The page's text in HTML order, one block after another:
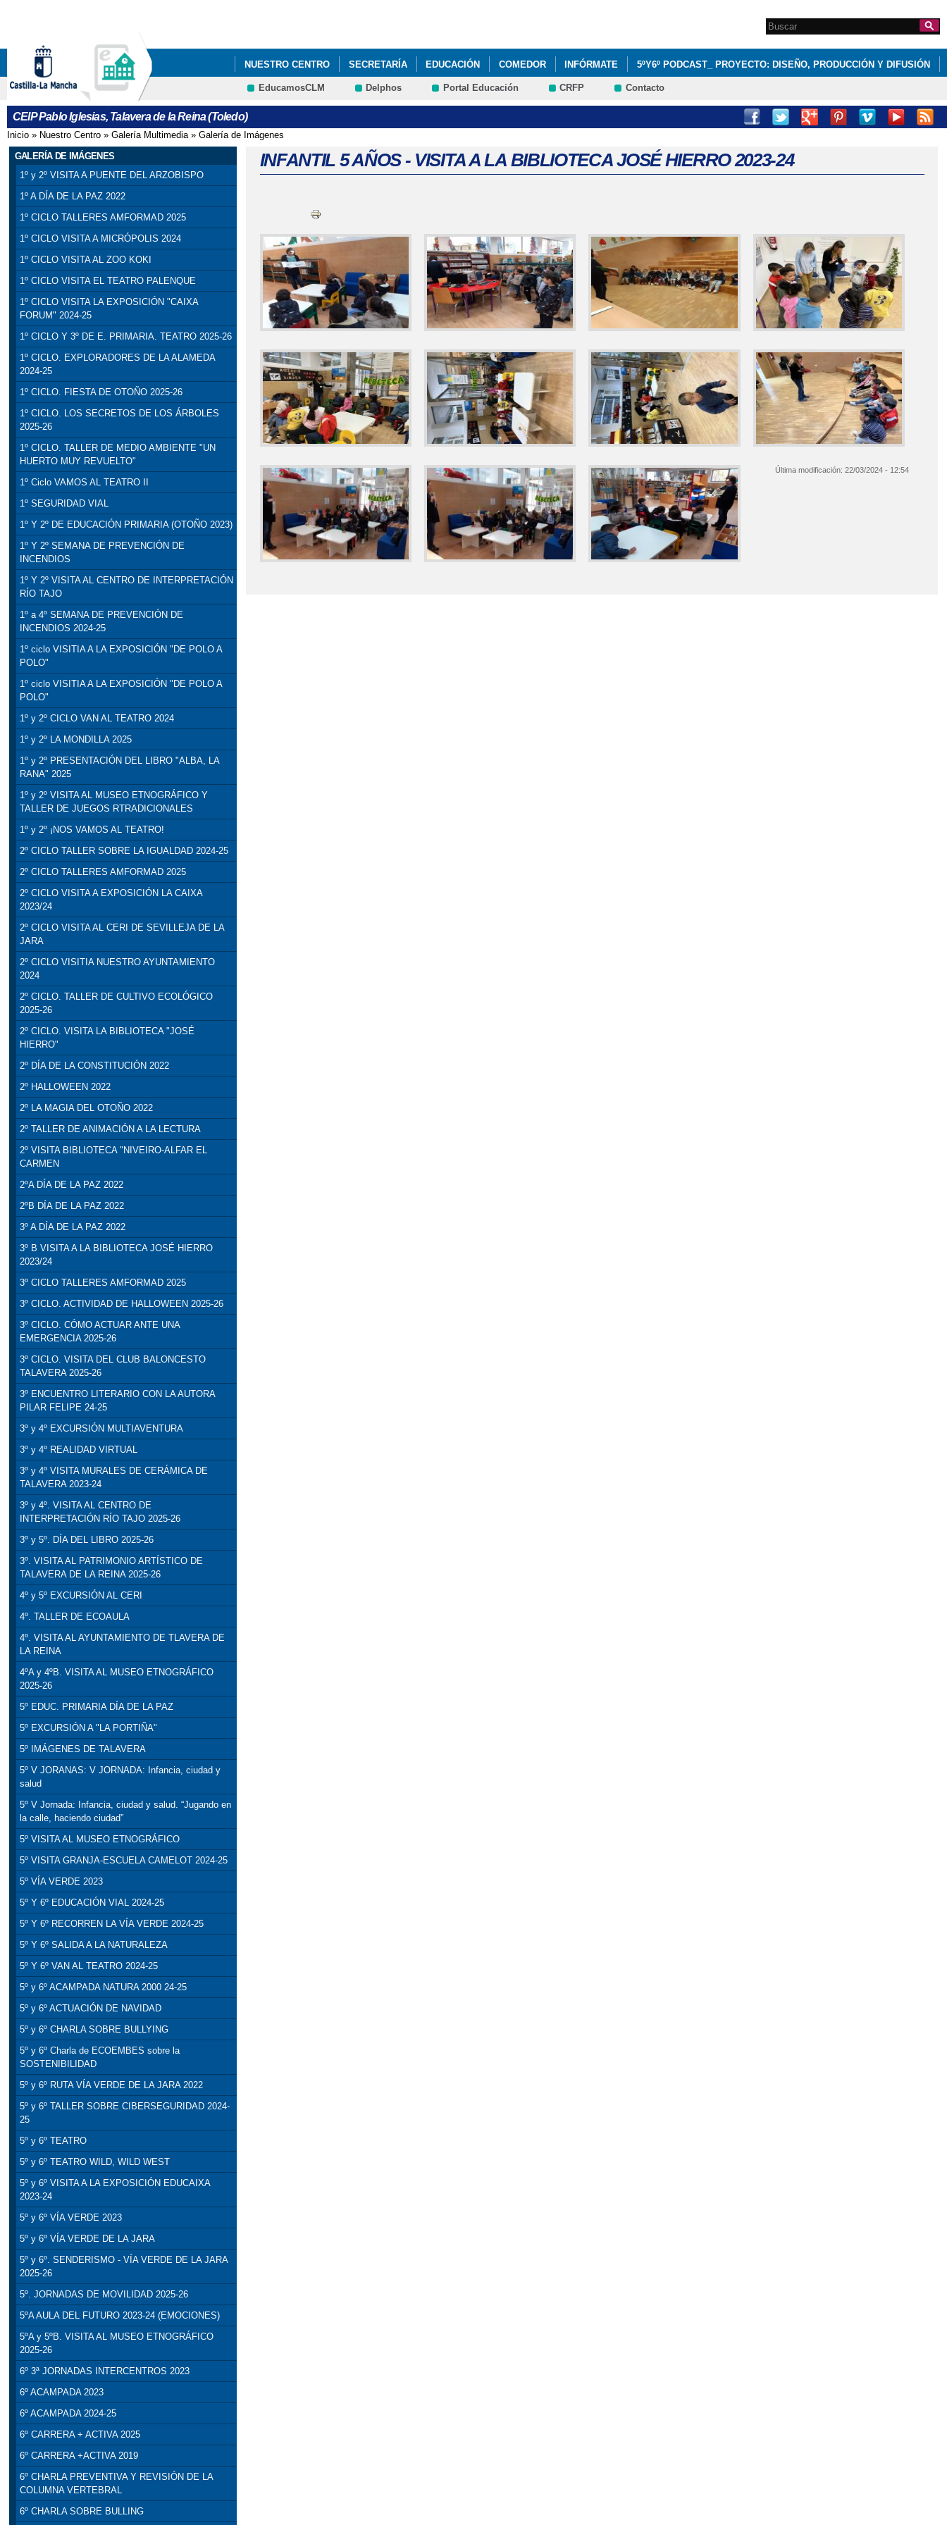
Formulario de
búsqueda
Search this site
NUESTRO CENTRO SECRETARÍA EDUCACIÓN COMEDOR INFÓRMATE 5ºY6º PODCAST_ PROYECTO: DISEÑO, PRODUCCIÓN Y DIFUSIÓN
EducamosCLM Delphos Portal Educación CRFP Contacto
CEIP Pablo Iglesias, Talavera de la Reina (Toledo)
Se encuentra usted aquí
Inicio » Nuestro Centro » Galería Multimedia» Galería de Imágenes
GALERÍA DE IMÁGENES
1º y 2º VISITA A PUENTE DEL ARZOBISPO
1º A DÍA DE LA PAZ 2022
1º CICLO TALLERES AMFORMAD 2025
1º CICLO VISITA A MICRÓPOLIS 2024
1º CICLO VISITA AL ZOO KOKI
1º CICLO VISITA EL TEATRO PALENQUE
1º CICLO VISITA LA EXPOSICIÓN "CAIXA
FORUM" 2024-25
1º CICLO Y 3º DE E. PRIMARIA. TEATRO 2025-26
1º CICLO. EXPLORADORES DE LA ALAMEDA
2024-25
1º CICLO. FIESTA DE OTOÑO 2025-26
1º CICLO. LOS SECRETOS DE LOS ÁRBOLES
2025-26
1º CICLO. TALLER DE MEDIO AMBIENTE "UN
HUERTO MUY REVUELTO"
1º Ciclo VAMOS AL TEATRO II
1º SEGURIDAD VIAL
1º Y 2º DE EDUCACIÓN PRIMARIA (OTOÑO 2023)
1º Y 2º SEMANA DE PREVENCIÓN DE
INCENDIOS
1º Y 2º VISITA AL CENTRO DE INTERPRETACIÓN
RÍO TAJO
1º a 4º SEMANA DE PREVENCIÓN DE
INCENDIOS 2024-25
1º ciclo VISITIA A LA EXPOSICIÓN "DE POLO A
POLO"
1º ciclo VISITIA A LA EXPOSICIÓN "DE POLO A
POLO"
1º y 2º CICLO VAN AL TEATRO 2024
1º y 2º LA MONDILLA 2025
1º y 2º PRESENTACIÓN DEL LIBRO "ALBA, LA
RANA" 2025
1º y 2º VISITA AL MUSEO ETNOGRÁFICO Y
TALLER DE JUEGOS RTRADICIONALES
1º y 2º ¡NOS VAMOS AL TEATRO!
2º CICLO TALLER SOBRE LA IGUALDAD 2024-25
2º CICLO TALLERES AMFORMAD 2025
2º CICLO VISITA A EXPOSICIÓN LA CAIXA
2023/24
2º CICLO VISITA AL CERI DE SEVILLEJA DE LA
JARA
2º CICLO VISITIA NUESTRO AYUNTAMIENTO
2024
2º CICLO. TALLER DE CULTIVO ECOLÓGICO
2025-26
2º CICLO. VISITA LA BIBLIOTECA "JOSÉ
HIERRO"
2º DÍA DE LA CONSTITUCIÓN 2022
2º HALLOWEEN 2022
2º LA MAGIA DEL OTOÑO 2022
2º TALLER DE ANIMACIÓN A LA LECTURA
2º VISITA BIBLIOTECA "NIVEIRO-ALFAR EL
CARMEN
2ºA DÍA DE LA PAZ 2022
2ºB DÍA DE LA PAZ 2022
3º A DÍA DE LA PAZ 2022
3º B VISITA A LA BIBLIOTECA JOSÉ HIERRO
2023/24
3º CICLO TALLERES AMFORMAD 2025
3º CICLO. ACTIVIDAD DE HALLOWEEN 2025-26
3º CICLO. CÓMO ACTUAR ANTE UNA
EMERGENCIA 2025-26
3º CICLO. VISITA DEL CLUB BALONCESTO
TALAVERA 2025-26
3º ENCUENTRO LITERARIO CON LA AUTORA
PILAR FELIPE 24-25
3º y 4º EXCURSIÓN MULTIAVENTURA
3º y 4º REALIDAD VIRTUAL
3º y 4º VISITA MURALES DE CERÁMICA DE
TALAVERA 2023-24
3º y 4º. VISITA AL CENTRO DE
INTERPRETACIÓN RÍO TAJO 2025-26
3º y 5º. DÍA DEL LIBRO 2025-26
3º. VISITA AL PATRIMONIO ARTÍSTICO DE
TALAVERA DE LA REINA 2025-26
4º y 5º EXCURSIÓN AL CERI
4º. TALLER DE ECOAULA
4º. VISITA AL AYUNTAMIENTO DE TLAVERA DE
LA REINA
4ºA y 4ºB. VISITA AL MUSEO ETNOGRÁFICO
2025-26
5º EDUC. PRIMARIA DÍA DE LA PAZ
5º EXCURSIÓN A "LA PORTIÑA"
5º IMÁGENES DE TALAVERA
5º V JORANAS: V JORNADA: Infancia, ciudad y
salud
5º V Jornada: Infancia, ciudad y salud. “Jugando en
la calle, haciendo ciudad”
5º VISITA AL MUSEO ETNOGRÁFICO
5º VISITA GRANJA-ESCUELA CAMELOT 2024-25
5º VÍA VERDE 2023
5º Y 6º EDUCACIÓN VIAL 2024-25
5º Y 6º RECORREN LA VÍA VERDE 2024-25
5º Y 6º SALIDA A LA NATURALEZA
5º Y 6º VAN AL TEATRO 2024-25
5º y 6º ACAMPADA NATURA 2000 24-25
5º y 6º ACTUACIÓN DE NAVIDAD
5º y 6º CHARLA SOBRE BULLYING
5º y 6º Charla de ECOEMBES sobre la
SOSTENIBILIDAD
5º y 6º RUTA VÍA VERDE DE LA JARA 2022
5º y 6º TALLER SOBRE CIBERSEGURIDAD 2024-
25
5º y 6º TEATRO
5º y 6º TEATRO WILD, WILD WEST
5º y 6º VISITA A LA EXPOSICIÓN EDUCAIXA
2023-24
5º y 6º VÍA VERDE 2023
5º y 6º VÍA VERDE DE LA JARA
5º y 6º. SENDERISMO - VÍA VERDE DE LA JARA
2025-26
5º. JORNADAS DE MOVILIDAD 2025-26
5ºA AULA DEL FUTURO 2023-24 (EMOCIONES)
5ºA y 5ºB. VISITA AL MUSEO ETNOGRÁFICO
2025-26
6º 3ª JORNADAS INTERCENTROS 2023
6º ACAMPADA 2023
6º ACAMPADA 2024-25
6º CARRERA + ACTIVA 2025
6º CARRERA +ACTIVA 2019
6º CHARLA PREVENTIVA Y REVISIÓN DE LA
COLUMNA VERTEBRAL
6º CHARLA SOBRE BULLING
INFANTIL 5 AÑOS - VISITA A LA BIBLIOTECA JOSÉ HIERRO 2023-24
Última modificación:22/03/2024 - 12:54